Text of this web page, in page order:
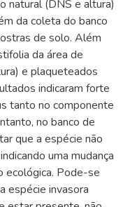
natural (DNS e altura)
da coleta do banco
de solo. Além
da área de
e plaqueteados
indicaram forte
tanto no componente
no banco de
que a espécie não
uma mudança
ecológica. Pode-se
espécie invasora